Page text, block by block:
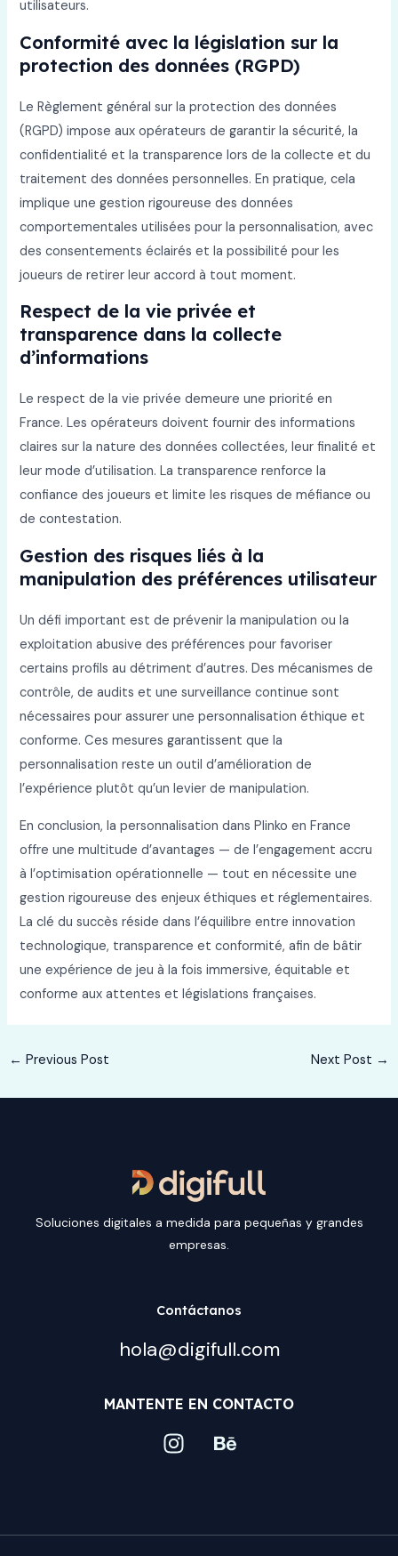
utilisateurs.
Conformité avec la législation sur la
protection des données (RGPD)
Le Règlement général sur la protection des données
(RGPD) impose aux opérateurs de garantir la sécurité, la
confidentialité et la transparence lors de la collecte et du
traitement des données personnelles. En pratique, cela
implique une gestion rigoureuse des données
comportementales utilisées pour la personnalisation, avec
des consentements éclairés et la possibilité pour les
joueurs de retirer leur accord à tout moment.
Respect de la vie privée et
transparence dans la collecte
d’informations
Le respect de la vie privée demeure une priorité en
France. Les opérateurs doivent fournir des informations
claires sur la nature des données collectées, leur finalité et
leur mode d’utilisation. La transparence renforce la
confiance des joueurs et limite les risques de méfiance ou
de contestation.
Gestion des risques liés à la
manipulation des préférences utilisateur
Un défi important est de prévenir la manipulation ou la
exploitation abusive des préférences pour favoriser
certains profils au détriment d’autres. Des mécanismes de
contrôle, de audits et une surveillance continue sont
nécessaires pour assurer une personnalisation éthique et
conforme. Ces mesures garantissent que la
personnalisation reste un outil d’amélioration de
l’expérience plutôt qu’un levier de manipulation.
En conclusion, la personnalisation dans Plinko en France
offre une multitude d’avantages — de l’engagement accru
à l’optimisation opérationnelle — tout en nécessite une
gestion rigoureuse des enjeux éthiques et réglementaires.
La clé du succès réside dans l’équilibre entre innovation
technologique, transparence et conformité, afin de bâtir
une expérience de jeu à la fois immersive, équitable et
conforme aux attentes et législations françaises.
Post
← Previous Post Next Post →
Soluciones digitales a medida para pequeñas y grandes
empresas.
Contáctanos
hola@digifull.com
MANTENTE EN CONTACTO